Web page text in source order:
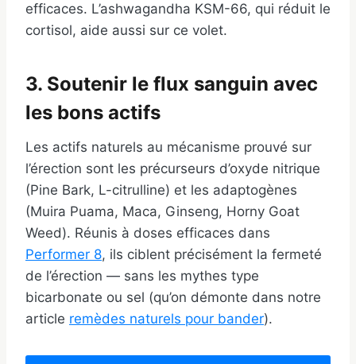
efficaces. L’ashwagandha KSM-66, qui réduit le
cortisol, aide aussi sur ce volet.
3. Soutenir le flux sanguin avec
les bons actifs
Les actifs naturels au mécanisme prouvé sur
l’érection sont les précurseurs d’oxyde nitrique
(Pine Bark, L-citrulline) et les adaptogènes
(Muira Puama, Maca, Ginseng, Horny Goat
Weed). Réunis à doses efficaces dans
Performer 8, ils ciblent précisément la fermeté
de l’érection — sans les mythes type
bicarbonate ou sel (qu’on démonte dans notre
article remèdes naturels pour bander).